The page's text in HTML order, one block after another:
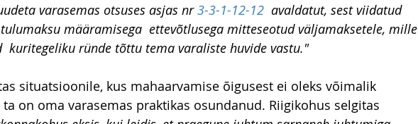
varasemas otsuses asjas nr 3-3-1-12-12
  avaldatut, sest viidatud
määramisega  ettevõtlusega mitteseotud väljamaksetele, mille
kuritegeliku ründe tõttu tema varaliste huvide vastu."
situatsioonile, kus mahaarvamise õigusest ei oleks võimalik
on oma varasemas praktikas osundanud. Riigikohus selgitas